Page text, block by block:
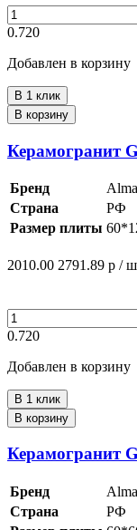
0.720
Добавлен в корзину
В 1 клик
В корзину
Керамогранит
Бренд
Страна
РФ
Размер плиты
2010.00 2791.89 р /
0.720
Добавлен в корзину
В 1 клик
В корзину
Керамогранит
Бренд
Страна
РФ